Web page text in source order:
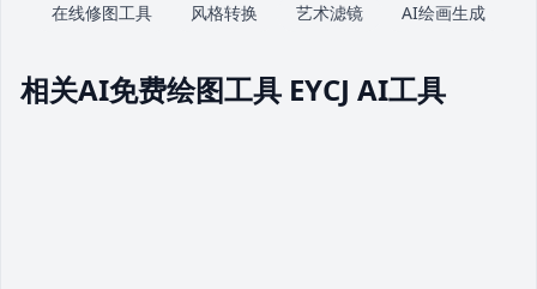
在线修图工具
风格转换 艺术滤镜 AI绘画生成
相关AI免费绘图工具 EYCJ AI工具